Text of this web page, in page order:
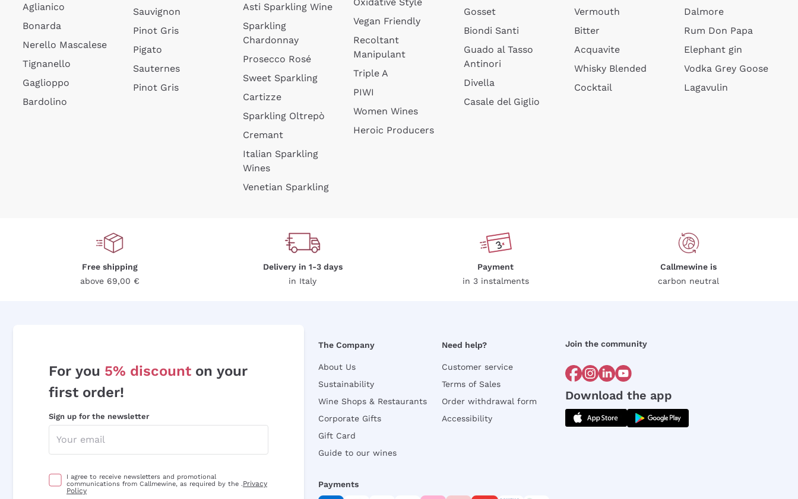
Aglianico
Bonarda
Nerello Mascalese
Tignanello
Gaglioppo
Bardolino
Sauvignon
Pinot Gris
Pigato
Sauternes
Pinot Gris
Asti Sparkling Wine
Sparkling
Chardonnay
Prosecco Rosé
Sweet Sparkling
Cartizze
Sparkling Oltrepò
Cremant
Italian Sparkling
Wines
Venetian Sparkling
Vegan Friendly
Recoltant
Manipulant
Triple A
PIWI
Women Wines
Heroic Producers
Gosset
Biondi Santi
Guado al Tasso
Antinori
Divella
Casale del Giglio
Vermouth
Bitter
Acquavite
Whisky Blended
Cocktail
Dalmore
Rum Don Papa
Elephant gin
Vodka Grey Goose
Lagavulin
Free shipping
above 69,00 €
Delivery in 1-3 days
in Italy
Payment
in 3 instalments
Callmewine is
carbon neutral
For you 5% discount on your
first order!
Sign up for the newsletter
I agree to receive newsletters and promotional
communications from Callmewine, as required by the .Privacy
Policy
The Company
About Us
Sustainability
Wine Shops & Restaurants
Corporate Gifts
Gift Card
Guide to our wines
Need help?
Customer service
Terms of Sales
Order withdrawal form
Accessibility
Join the community
Download the app
Payments